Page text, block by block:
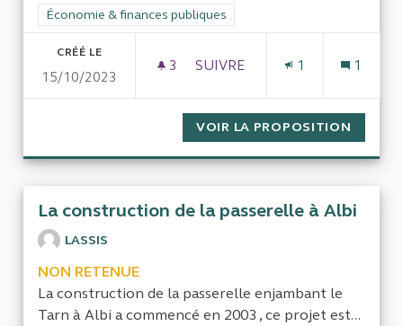
Filtrer les résultats de la catégorie : Économie & finances
Économie & finances publiques
CRÉÉ LE
15/10/2023
3 3 ABONNÉS
SUIVRE 1 1
VOIR LA PROPOSITION
La construction de la passerelle à Albi
LASSIS
NON RETENUE
La construction de la passerelle enjambant le
Tarn à Albi a commencé en 2003 , ce projet est...